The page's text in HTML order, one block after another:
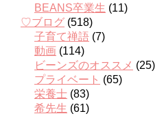
BEANS卒業生 (11)
♡ブログ (518)
子育て禅語 (7)
動画 (114)
ビーンズのオススメ (25)
プライベート (65)
栄養士 (83)
希先生 (61)